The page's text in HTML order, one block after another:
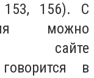
153, 156). С
можно
сайте
в